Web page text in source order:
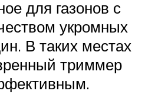
для газонов с
укромных
В таких местах
триммер